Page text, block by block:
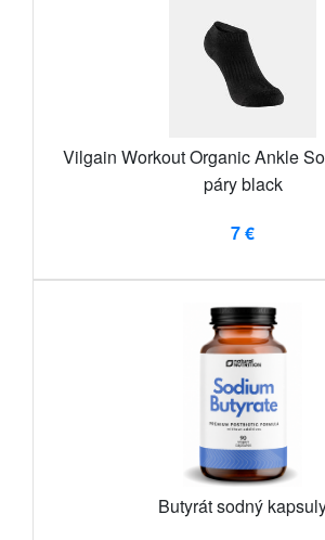
Vilgain Workout Organic Ankle
páry black
7 €
Butyrát sodný